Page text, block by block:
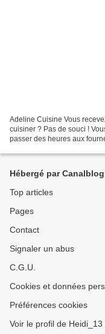
Adeline Cuisine Vous
cuisiner ? Pas de souci !
passer des heures aux
Hébergé par Canalblog
Top articles
Pages
Contact
Signaler un abus
C.G.U.
Cookies et données
Préférences cookies
Voir le profil de